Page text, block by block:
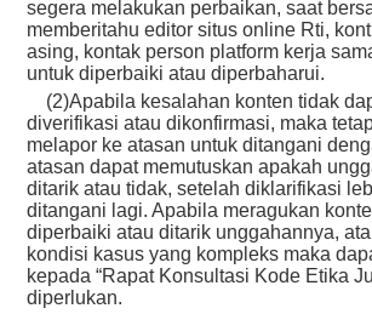
segera melakukan perbaikan, saat
memberitahu editor situs online Rti,
asing, kontak person platform kerja
untuk diperbaiki atau diperbaharui.
(2)Apabila kesalahan konten tidak
diverifikasi atau dikonfirmasi, maka
melapor ke atasan untuk ditangani
atasan dapat memutuskan apakah
ditarik atau tidak, setelah diklarifikasi
ditangani lagi. Apabila meragukan
diperbaiki atau ditarik unggahannya,
kondisi kasus yang kompleks maka
kepada “Rapat Konsultasi Kode Etika
diperlukan.